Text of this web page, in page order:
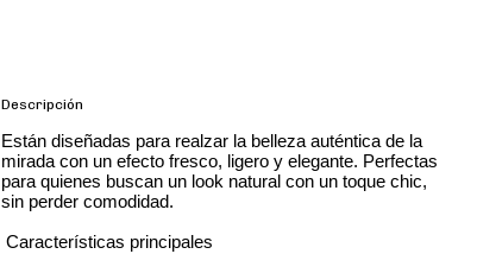
Descripción
Están diseñadas para realzar la belleza auténtica de la
mirada con un efecto fresco, ligero y elegante. Perfectas
para quienes buscan un look natural con un toque chic,
sin perder comodidad.
Características principales